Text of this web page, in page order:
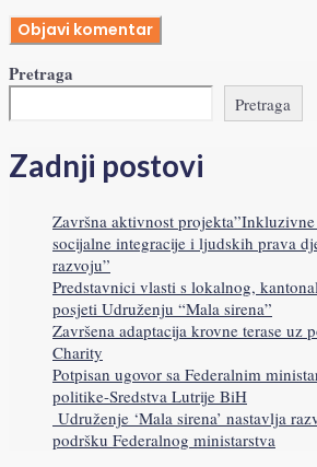
Pretraga
Pretraga
Zadnji postovi
Završna aktivnost
socijalne integracije i ljudskih prava
razvoju”
Predstavnici vlasti s lokalnog,
posjeti Udruženju “Mala sirena”
Završena adaptacija krovne terase uz
Charity
Potpisan ugovor sa Federalnim
politike-Sredstva Lutrije BiH
Udruženje ‘Mala sirena’ nastavlja
podršku Federalnog ministarstva